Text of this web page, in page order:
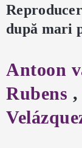
după mari
Antoon
Rubens ,